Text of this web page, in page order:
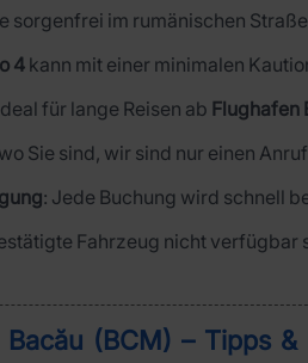
sorgenfrei im rumänischen
4 kann mit einer minimalen
für lange Reisen ab Flughafen
Sie sind, wir sind nur einen
: Jede Buchung wird schnell
Fahrzeug nicht verfügbar
(BCM) – Tipps &